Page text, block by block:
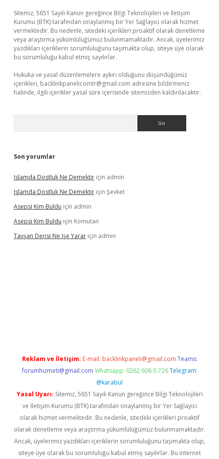
Sitemiz, 5651 Sayılı Kanun gereğince Bilgi Teknolojileri ve İletişim
Kurumu (BTK) tarafından onaylanmış bir Yer Sağlayıcı olarak hizmet
vermektedir. Bu nedenle, sitedeki içerikleri proaktif olarak denetleme
veya araştırma yükümlülüğümüz bulunmamaktadır. Ancak, üyelerimiz
yazdıkları içeriklerin sorumluluğunu taşımakta olup, siteye üye olarak
bu sorumluluğu kabul etmiş sayılırlar.
Hukuka ve yasal düzenlemelere aykırı olduğunu düşündüğünüz
içerikleri, backlinkpanelicomtr@gmail.com adresine bildirmeniz
halinde, ilgili içerikler yasal süre içerisinde sitemizden kaldırılacaktır.
Son yorumlar
Islamda Dostluk Ne Demektir için admin
Islamda Dostluk Ne Demektir için Şevket
Asepsi Kim Buldu için admin
Asepsi Kim Buldu için Komutan
Tavşan Derisi Ne Işe Yarar için admin
Reklam ve İletişim: E-mail: backlinkpaneli@gmail.com Teams:
forumhizmeti@gmail.com Whatsapp: 0262 606 0 726 Telegram:
@karabul
Yasal Uyarı: Sitemiz, 5651 Sayılı Kanun gereğince Bilgi Teknolojileri
ve İletişim Kurumu (BTK) tarafından onaylanmış bir Yer Sağlayıcı
olarak hizmet vermektedir. Bu nedenle, sitedeki içerikleri proaktif
olarak denetleme veya araştırma yükümlülüğümüz bulunmamaktadır.
Ancak, üyelerimiz yazdıkları içeriklerin sorumluluğunu taşımakta olup,
siteye üye olarak bu sorumluluğu kabul etmiş sayılırlar. Bu internet